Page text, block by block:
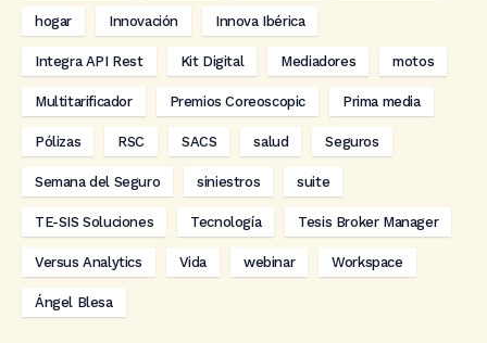
hogar Innovación Innova Ibérica
Integra API Rest Kit Digital Mediadores motos
Multitarificador Premios Coreoscopic Prima media
Pólizas RSC SACS salud Seguros
Semana del Seguro siniestros suite
TE-SIS Soluciones Tecnología Tesis Broker Manager
Versus Analytics Vida webinar Workspace
Ángel Blesa